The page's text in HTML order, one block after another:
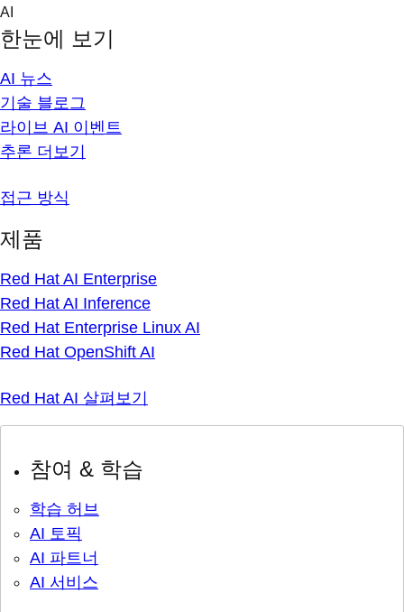
Skip
content
AI
한눈에 보기
AI 뉴스
기술 블로그
라이브 AI 이벤트
추론 더보기
접근 방식
제품
Red Hat AI Enterprise
Red Hat AI Inference
Red Hat Enterprise Linux AI
Red Hat OpenShift AI
Red Hat AI 살펴보기
참여 & 학습
학습 허브
AI 토픽
AI 파트너
AI 서비스